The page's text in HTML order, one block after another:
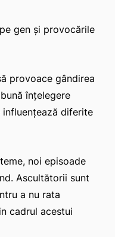
gen și provocările
provoace gândirea
înțelegere
diferite
noi episoade
Ascultătorii sunt
a nu rata
cadrul acestui